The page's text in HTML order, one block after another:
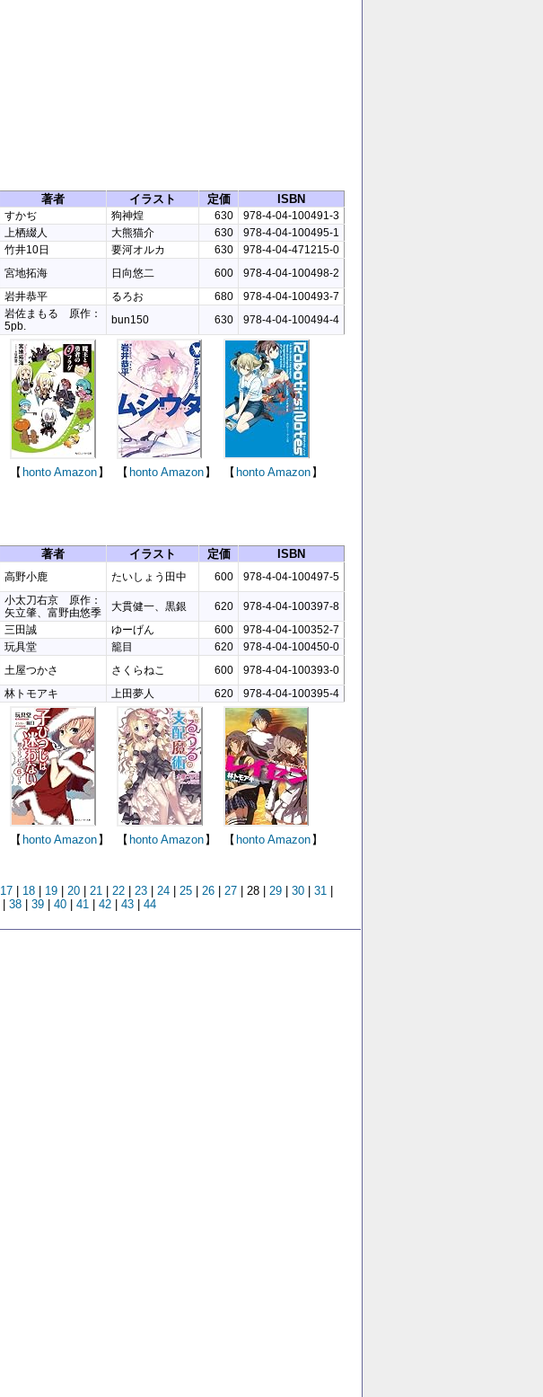
著者 イラスト 定価 ISBN
すかぢ 狗神煌 630
978-4-04-100491-3
上栖綴人 大熊猫介 630
978-4-04-100495-1
竹井10日 要河オルカ 630
978-4-04-471215-0
宮地拓海 日向悠二 600
978-4-04-100498-2
岩井恭平 るろお 680
978-4-04-100493-7
岩佐まもる 原作：
5pb.
bun150 630 978-4-04-100494-4
【honto Amazon】 【honto Amazon】 【honto Amazon】
著者 イラスト 定価 ISBN
高野小鹿 たいしょう田中 600 978-4-04-100497-5
小太刀右京 原作：
矢立肇、富野由悠季
大貫健一、黒銀 620
978-4-04-100397-8
三田誠 ゆーげん 600
978-4-04-100352-7
玩具堂 籠目 620
978-4-04-100450-0
土屋つかさ さくらねこ 600
978-4-04-100393-0
林トモアキ 上田夢人 620 978-4-04-100395-4
【 honto Amazon 】 【 honto Amazon 】 【 honto Amazon 】
17| 18| 19| 20| 21 22| 23| 24| 25| 26| 27| 28 | 29| 30| 31
38 39 40 41 42 43 44